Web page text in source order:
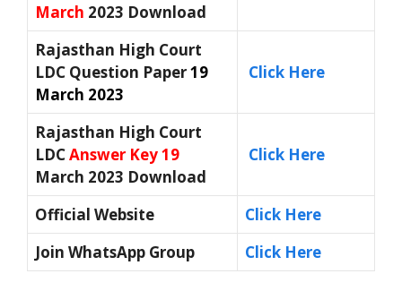
March 2023 Download
Rajasthan High Court
LDC Question Paper19
March 2023
Click Here
Rajasthan High Court
LDCAnswer Key 19
March 2023 Download
Click Here
Official Website
Click Here
Join WhatsApp Group
Click Here